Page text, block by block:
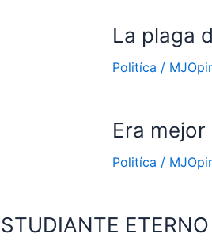
La plaga
Politíca /
Era
Politíca /
ETERNO